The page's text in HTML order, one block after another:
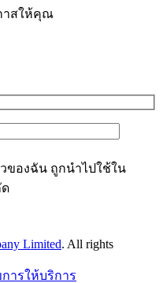
าสให้คุณ
ของฉัน ถูกนำไปใช้ใน
Limited. All rights
การให้บริการ